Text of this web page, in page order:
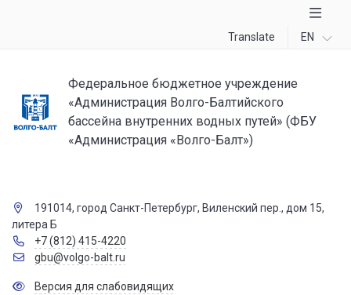
Translate EN
Федеральное бюджетное учреждение
«Администрация Волго-Балтийского
бассейна внутренних водных путей» (ФБУ
«Администрация «Волго-Балт»)
191014, город Санкт-Петербург, Виленский пер., дом 15,
литера Б
+7 (812) 415-4220
gbu@volgo-balt.ru
Версия для слабовидящих